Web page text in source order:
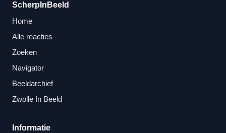
ScherpInBeeld
Home
Alle reacties
Zoeken
Navigator
Beeldarchief
Zwolle In Beeld
Informatie